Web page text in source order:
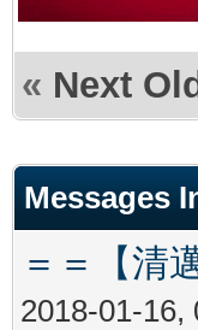
« Next
Messages
＝＝【清
2018-01-16,